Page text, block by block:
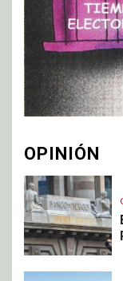
OPINIÓN